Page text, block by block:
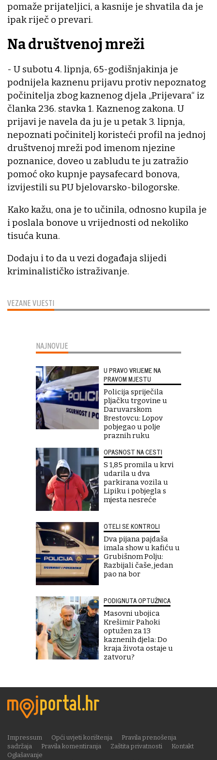
VEZANE VIJESTI
pomaže prijateljici, a kasnije je shvatila da je
ipak riječ o prevari.
Na društvenoj mreži
- U subotu 4. lipnja, 65-godišnjakinja je
podnijela kaznenu prijavu protiv nepoznatog
počinitelja zbog kaznenog djela „Prijevara“ iz
članka 236. stavka 1. Kaznenog zakona. U
prijavi je navela da ju je u petak 3. lipnja,
nepoznati počinitelj koristeći profil na jednoj
društvenoj mreži pod imenom njezine
poznanice, doveo u zabludu te ju zatražio
pomoć oko kupnje paysafecard bonova,
izvijestili su PU bjelovarsko-bilogorske.
Kako kažu, ona je to učinila, odnosno kupila je
i poslala bonove u vrijednosti od nekoliko
tisuća kuna.
Dodaju i to da u vezi događaja slijedi
kriminalističko istraživanje.
NAJNOVIJE
U PRAVO VRIJEME NA
PRAVOM MJESTU
Policija spriječila
pljačku trgovine u
Daruvarskom
Brestovcu: Lopov
pobjegao u polje
praznih ruku
OPASNOST NA CESTI
S 1,85 promila u krvi
udarila u dva
parkirana vozila u
Lipiku i pobjegla s
mjesta nesreće
OTELI SE KONTROLI
Dva pijana pajdaša
imala show u kafiću u
Grubišnom Polju:
Razbijali čaše, jedan
pao na bor
PODIGNUTA OPTUŽNICA
Masovni ubojica
Krešimir Pahoki
optužen za 13
kaznenih djela: Do
kraja života ostaje u
zatvoru?
Impressum Opći uvjeti korištenja
Pravila prenošenja
sadržaja
Pravila komentiranja Zaštita privatnosti
Kontakt
Oglašavanje